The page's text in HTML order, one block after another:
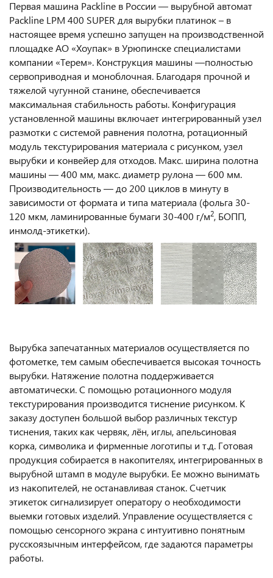
Первая машина Packline в России — вырубной автомат
Packline LPM 400 SUPER для вырубки платинок – в
настоящее время успешно запущен на производственной
площадке АО «Хоупак» в Урюпинске специалистами
компании «Терем». Конструкция машины —полностью
сервоприводная и моноблочная. Благодаря прочной и
тяжелой чугунной станине, обеспечивается
максимальная стабильность работы. Конфигурация
установленной машины включает интегрированный узел
размотки с системой равнения полотна, ротационный
модуль текстурирования материала с рисунком, узел
вырубки и конвейер для отходов. Макс. ширина полотна
машины — 400 мм, макс. диаметр рулона — 600 мм.
Производительность — до 200 циклов в минуту в
зависимости от формата и типа материала (фольга 30-
120 мкм, ламинированные бумаги 30-400 г/м2, БОПП,
инмолд-этикетки).
Вырубка запечатанных материалов осуществляется по
фотометке, тем самым обеспечивается высокая точность
вырубки. Натяжение полотна поддерживается
автоматически. С помощью ротационного модуля
текстурирования производится тиснение рисунком. К
заказу доступен большой выбор различных текстур
тиснения, таких как червяк, лён, иглы, апельсиновая
корка, символика и фирменные логотипы и т.д. Готовая
продукция собирается в накопителях, интегрированных в
вырубной штамп в модуле вырубки. Ее можно вынимать
из накопителей, не останавливая станок. Счетчик
этикеток сигнализирует оператору о необходимости
выемки готовых изделий. Управление осуществляется с
помощью сенсорного экрана с интуитивно понятным
русскоязычным интерфейсом, где задаются параметры
работы.